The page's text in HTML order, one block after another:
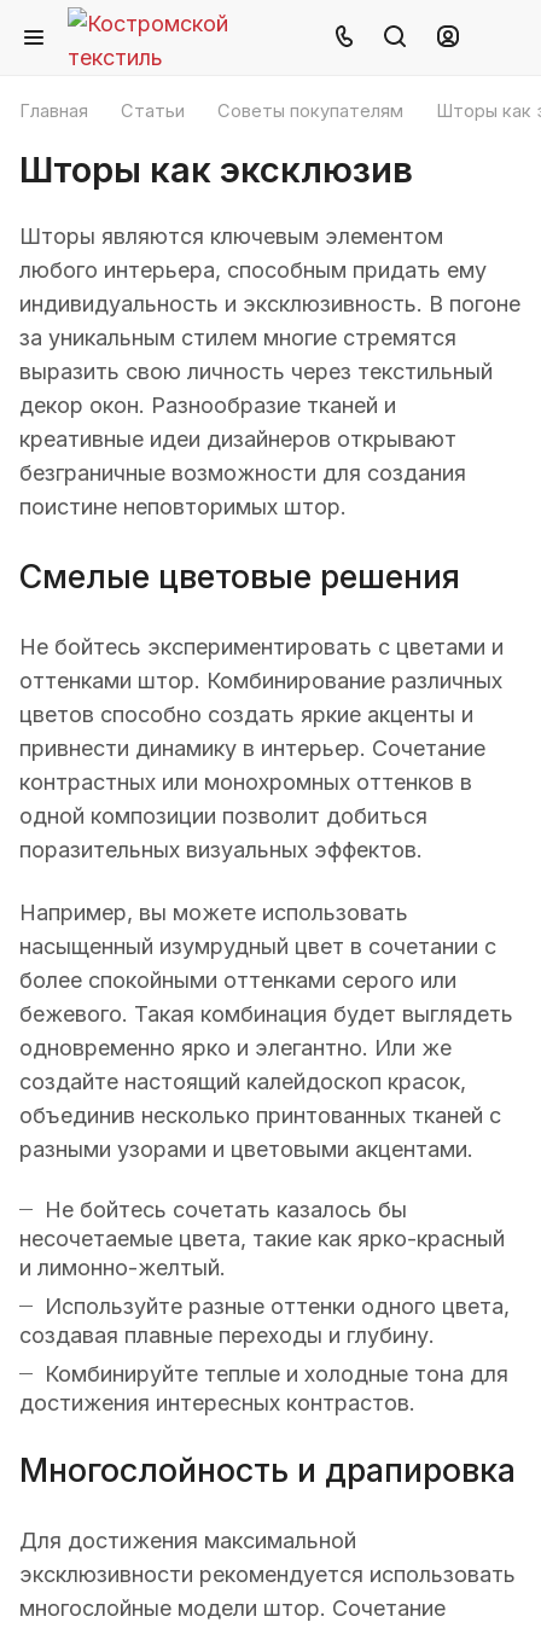
Главная Статьи Советы покупателям Шторы как
Шторы как эксклюзив
Шторы являются ключевым элементом
любого интерьера, способным придать ему
индивидуальность и эксклюзивность. В погоне
за уникальным стилем многие стремятся
выразить свою личность через текстильный
декор окон. Разнообразие тканей и
креативные идеи дизайнеров открывают
безграничные возможности для создания
поистине неповторимых штор.
Смелые цветовые решения
Не бойтесь экспериментировать с цветами и
оттенками штор. Комбинирование различных
цветов способно создать яркие акценты и
привнести динамику в интерьер. Сочетание
контрастных или монохромных оттенков в
одной композиции позволит добиться
поразительных визуальных эффектов.
Например, вы можете использовать
насыщенный изумрудный цвет в сочетании с
более спокойными оттенками серого или
бежевого. Такая комбинация будет выглядеть
одновременно ярко и элегантно. Или же
создайте настоящий калейдоскоп красок,
объединив несколько принтованных тканей с
разными узорами и цветовыми акцентами.
Не бойтесь сочетать казалось бы
несочетаемые цвета, такие как ярко-красный
и лимонно-желтый.
Используйте разные оттенки одного цвета,
создавая плавные переходы и глубину.
Комбинируйте теплые и холодные тона для
достижения интересных контрастов.
Многослойность и драпировка
Для достижения максимальной
эксклюзивности рекомендуется использовать
многослойные модели штор. Сочетание